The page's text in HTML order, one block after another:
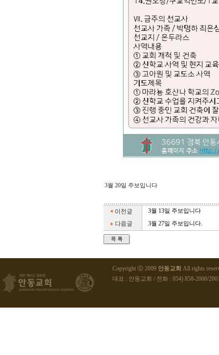
3월 20일 주보입니다
3월 13일 주보입니다
3월 27일 주보입니다.
Copyright ⓒ 2009 안동교회 All rights
대표 : 안동교회 / 전화 : 054) 858-2000/